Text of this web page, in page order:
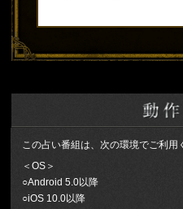
この占い番組は、次の環境でご利用
＜OS＞
○Android 5.0以降
○iOS 10.0以降